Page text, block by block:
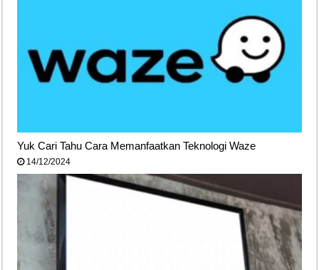
Yuk Cari Tahu Cara Memanfaatkan Teknologi Waze
14/12/2024